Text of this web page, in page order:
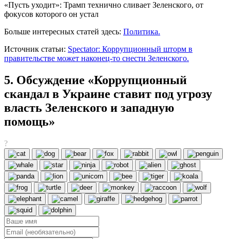
«Пусть уходит»: Трамп технично сливает Зеленского, от
фокусов которого он устал
Больше интересных статей здесь: Политика.
Источник статьи: Spectator: Коррупционный шторм в
правительстве может наконец-то снести Зеленского.
5. Обсуждение «Коррупционный
скандал в Украине ставит под угрозу
власть Зеленского и западную
помощь»
?